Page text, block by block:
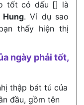
tốt có dấu [] là
. Ví dụ sao
thấy hiện thị
ngày phải tốt,
thập bát tú của
đầu, gồm tên